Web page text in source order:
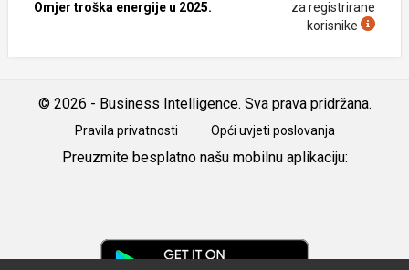
Omjer troška energije u 2025.
za registrirane
korisnike
© 2026 - Business Intelligence. Sva prava pridržana.
Pravila privatnosti Opći uvjeti poslovanja
Preuzmite besplatno našu mobilnu aplikaciju: